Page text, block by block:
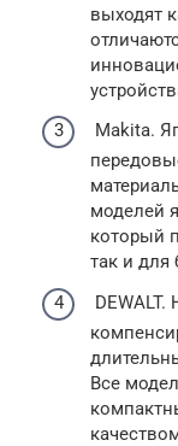
выходят
Makita.
моделей
который
так и для
Все